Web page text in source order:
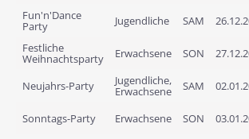
Fun'n'Dance
Party Jugendliche SAM
Festliche
Weihnachtsparty Erwachsene SON
Neujahrs-Party Jugendliche,
Erwachsene SAM
Sonntags-Party Erwachsene SON